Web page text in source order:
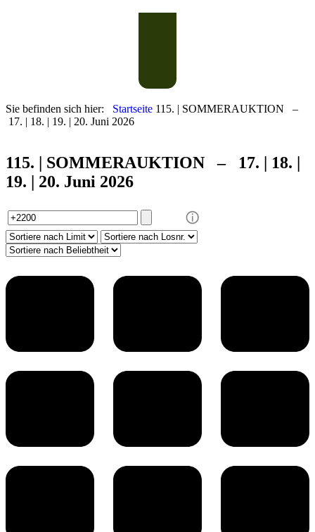
Sie befinden sich hier: Startseite 115. | SOMMERAUKTION –
17. | 18. | 19. | 20. Juni 2026
115. | SOMMERAUKTION – 17. | 18. |
19. | 20. Juni 2026